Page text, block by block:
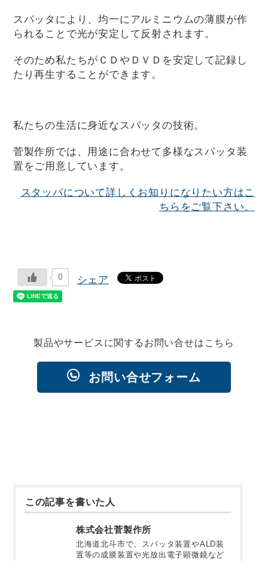
スパッタにより、均一にアルミニウムの薄膜が作
られることで光が安定して反射されます。
そのため私たちがＣＤやＤＶＤを安定して記録し
たり再生することができます。
私たちの生活に身近なスパッタの技術。
菅製作所では、用途に合わせて多様なスパッタ装
置をご用意しています。
スタッパについて詳しくお知りになりたい方はこ
ちらをご覧下さい。
0 シェア
製品やサービスに関するお問い合せはこちら
お問い合せフォーム
この記事を書いた人
株式会社菅製作所
北海道北斗市で、スパッタ装置やALD装
置等の成膜装置や光放出電子顕微鏡など